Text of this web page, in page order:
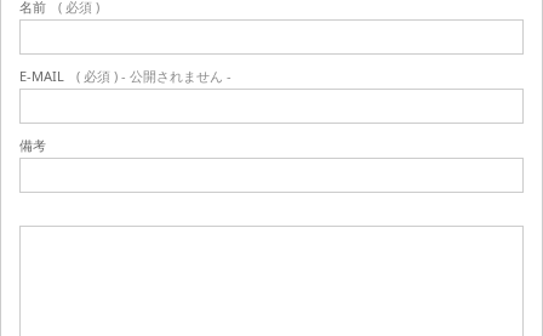
名前 ( 必須 )
E-MAIL ( 必須 ) - 公開されません -
備考